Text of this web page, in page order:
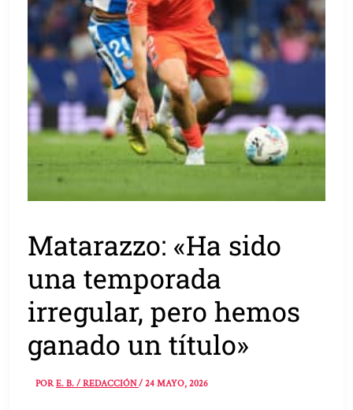
Matarazzo: «Ha sido
una temporada
irregular, pero hemos
ganado un título»
PORE. B. / REDACCIÓN/24 MAYO, 2026